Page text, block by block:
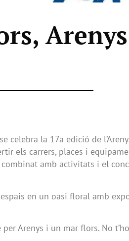
celebra la 17a edició de
els carrers, places i
amb activitats i el
en un oasi floral amb
Arenys i un mar flors. No